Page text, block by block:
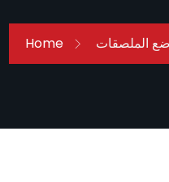
Home الملصقات